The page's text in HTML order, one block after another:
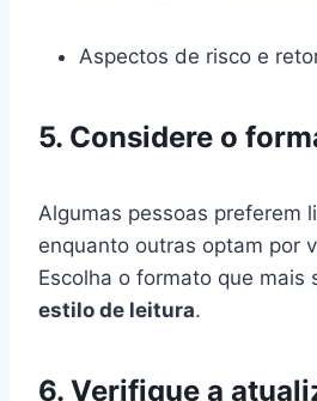
Aspectos de risco e
5. Considere o
Algumas pessoas preferem
enquanto outras optam por
Escolha o formato que mais
estilo de leitura.
6. Verifique a